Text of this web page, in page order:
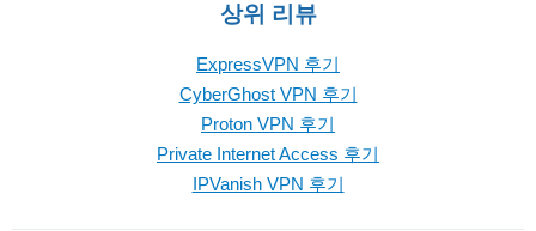
상위 리뷰
ExpressVPN 후기
CyberGhost VPN 후기
Proton VPN 후기
Private Internet Access 후기
IPVanish VPN 후기